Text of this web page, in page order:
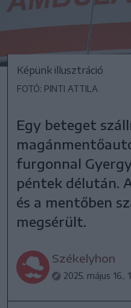
Képünk illusztráció
FOTÓ: PINTI ATTILA
Egy beteget
furgonnal
péntek délután.
és a mentőben
megsérült.
Székelyhon
2025. május 16.,